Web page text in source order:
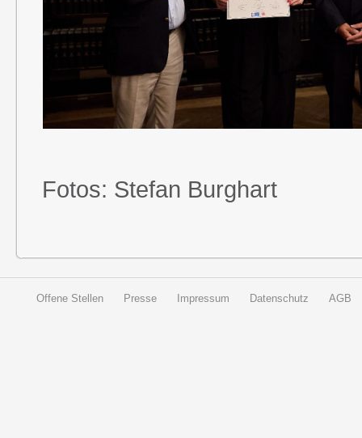
Fotos: Stefan Burghart
Offene Stellen Presse Impressum Datenschutz AGB